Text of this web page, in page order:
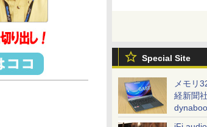
Special Site
メモリ
経新聞